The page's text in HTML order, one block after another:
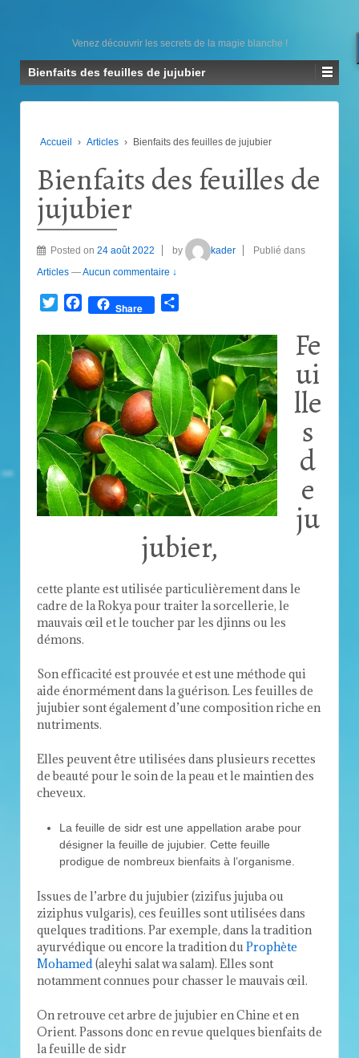
Venez découvrir les secrets de la magie blanche !
Bienfaits des feuilles de jujubier
Accueil › Articles › Bienfaits des feuilles de jujubier
Bienfaits des feuilles de
jujubier
Posted on 24 août 2022 by kader
Publié dans
Articles —Aucun commentaire ↓
TwitterFacebook
Share
Fe
ui
lle
s
d
e
ju
jubier,
cette plante est utilisée particulièrement dans le
cadre de la Rokya pour traiter la sorcellerie, le
mauvais œil et le toucher par les djinns ou les
démons.
Son efficacité est prouvée et est une méthode qui
aide énormément dans la guérison. Les feuilles de
jujubier sont également d’une composition riche en
nutriments.
Elles peuvent être utilisées dans plusieurs recettes
de beauté pour le soin de la peau et le maintien des
cheveux.
La feuille de sidr est une appellation arabe pour
désigner la feuille de jujubier. Cette feuille
prodigue de nombreux bienfaits à l’organisme.
Issues de l’arbre du jujubier (zizifus jujuba ou
ziziphus vulgaris), ces feuilles sont utilisées dans
quelques traditions. Par exemple, dans la tradition
ayurvédique ou encore la tradition duProphète
Mohamed(aleyhi salat wa salam). Elles sont
notamment connues pour chasser le mauvais œil.
On retrouve cet arbre de jujubier en Chine et en
Orient. Passons donc en revue quelques bienfaits de
la feuille de sidr